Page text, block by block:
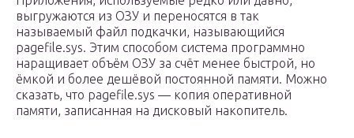
выгружаются из ОЗУ и переносятся в так
называемый файл подкачки, называющийся
pagefile.sys. Этим способом система программно
наращивает объём ОЗУ за счёт менее быстрой, но
ёмкой и более дешёвой постоянной памяти. Можно
сказать, что pagefile.sys — копия оперативной
памяти, записанная на дисковый накопитель.